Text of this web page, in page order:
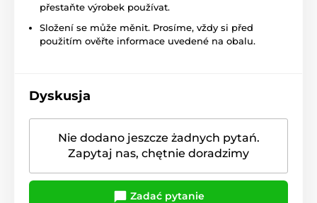
přestaňte výrobek používat.
Složení se může měnit. Prosíme, vždy si před
použitím ověřte informace uvedené na obalu.
Dyskusja
Nie dodano jeszcze żadnych pytań.
Zapytaj nas, chętnie doradzimy
Zadać pytanie